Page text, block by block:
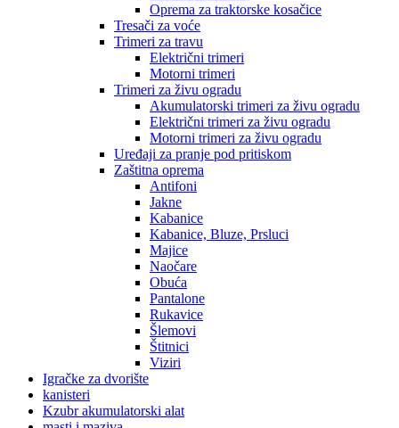
Oprema za traktorske kosačice
Tresači za voće
Trimeri za travu
Električni trimeri
Motorni trimeri
Trimeri za živu ogradu
Akumulatorski trimeri za živu ogradu
Električni trimeri za živu ogradu
Motorni trimeri za živu ogradu
Uređaji za pranje pod pritiskom
Zaštitna oprema
Antifoni
Jakne
Kabanice
Kabanice, Bluze, Prsluci
Majice
Naočare
Obuća
Pantalone
Rukavice
Šlemovi
Štitnici
Viziri
Igračke za dvorište
kanisteri
Kzubr akumulatorski alat